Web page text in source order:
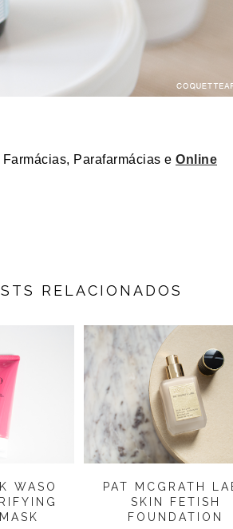
Parafarmácias e Online
RELACIONADOS
WASO
PAT MCGRATH
SKIN FETISH
FOUNDATION